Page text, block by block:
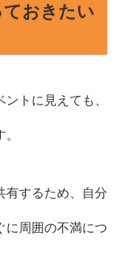
おきたい
トに見えても、
有するため、自分
に周囲の不満につ